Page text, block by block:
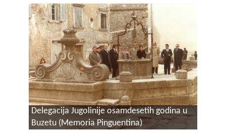
Delegacija Jugolinije osamdesetih godina u
Buzetu (Memoria Pinguentina)